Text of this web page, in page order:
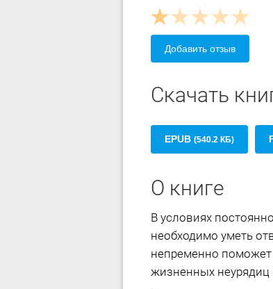
Добавить отзыв
Скачать
EPUB (540.2 КБ)
О книге
В условиях
необходимо уметь
непременно
жизненных неурядиц